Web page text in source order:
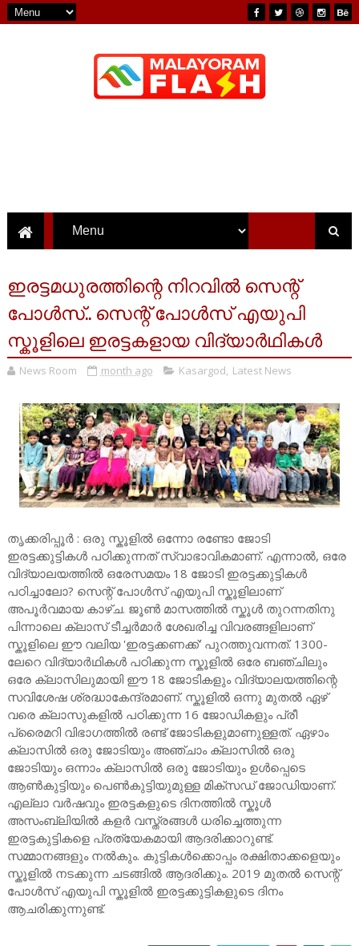
ഇരട്ടമധുരത്തിന്റെ നിറവിൽ സെന്റ്‌
പോൾസ്‌.. സെന്റ്‌ പോൾസ് എയുപി
സ്കൂളിലെ ഇരട്ടകളായ വിദ്യാർഥികൾ
News Room month ago Kasargod, Latest News
തൃക്കരിപ്പൂർ : ഒരു സ്കൂളിൽ ഒന്നോ രണ്ടോ ജോടി
ഇരട്ടക്കുട്ടികൾ പഠിക്കുന്നത് സ്വാഭാവികമാണ്. എന്നാൽ, ഒരേ
വിദ്യാലയത്തിൽ ഒരേസമയം 18 ജോടി ഇരട്ടക്കുട്ടികൾ
പഠിച്ചാലോ? സെന്റ് പോൾസ് എയുപി സ്കൂളിലാണ്
അപൂർവമായ കാഴ്ച. ജൂൺ മാസത്തിൽ സ്കൂൾ തുറന്നതിനു
പിന്നാലെ ക്ലാസ് ടീച്ചർമാർ ശേഖരിച്ച വിവരങ്ങളിലാണ്
സ്കൂളിലെ ഈ വലിയ 'ഇരട്ടക്കണക്ക്' പുറത്തുവന്നത്. 1300-
ലേറെ വിദ്യാർഥികൾ പഠിക്കുന്ന സ്കൂളിൽ ഒരേ ബഞ്ചിലും
ഒരേ ക്ലാസിലുമായി ഈ 18 ജോടികളും വിദ്യാലയത്തിന്റെ
സവിശേഷ ശ്രദ്ധാകേന്ദ്രമാണ്. സ്കൂളിൽ ഒന്നു മുതൽ ഏഴ്
വരെ ക്ലാസുകളിൽ പഠിക്കുന്ന 16 ജോഡികളും പ്രീ
പ്രൈമറി വിഭാഗത്തിൽ രണ്ട് ജോടികളുമാണുള്ളത്. ഏഴാം
ക്ലാസിൽ ഒരു ജോടിയും അഞ്ചാം ക്ലാസിൽ ഒരു
ജോടിയും ഒന്നാം ക്ലാസിൽ ഒരു ജോടിയും ഉൾപ്പെടെ
ആൺകുട്ടിയും പെൺകുട്ടിയുമുള്ള മിക്സഡ് ജോഡിയാണ്.
എല്ലാ വർഷവും ഇരട്ടകളുടെ ദിനത്തിൽ സ്കൂൾ
അസംബ്ലിയിൽ കളർ വസ്ത്രങ്ങൾ ധരിച്ചെത്തുന്ന
ഇരട്ടകുട്ടികളെ പ്രത്യേകമായി ആദരിക്കാറുണ്ട്.
സമ്മാനങ്ങളും നൽകും. കുട്ടികൾക്കൊപ്പം രക്ഷിതാക്കളെയും
സ്കൂളിൽ നടക്കുന്ന ചടങ്ങിൽ ആദരിക്കും. 2019 മുതൽ സെന്റ്
പോൾസ് എയുപി സ്കൂളിൽ ഇരട്ടക്കുട്ടികളുടെ ദിനം
ആചരിക്കുന്നുണ്ട്.